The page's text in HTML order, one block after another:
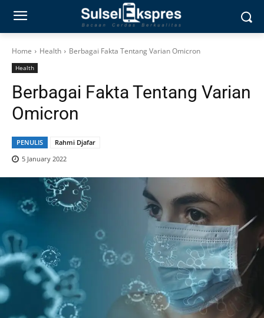
Home Health Berbagai Fakta Tentang Varian Omicron
Health
Berbagai Fakta Tentang Varian
Omicron
PENULIS
Rahmi Djafar
5 January 2022